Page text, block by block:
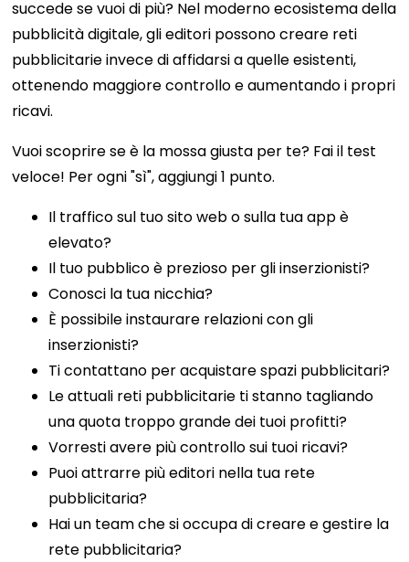
succede se vuoi di più? Nel moderno ecosistema della
pubblicità digitale, gli editori possono creare reti
pubblicitarie invece di affidarsi a quelle esistenti,
ottenendo maggiore controllo e aumentando i propri
ricavi.
Vuoi scoprire se è la mossa giusta per te? Fai il test
veloce! Per ogni "sì", aggiungi 1 punto.
Il traffico sul tuo sito web o sulla tua app è
elevato?
Il tuo pubblico è prezioso per gli inserzionisti?
Conosci la tua nicchia?
È possibile instaurare relazioni con gli
inserzionisti?
Ti contattano per acquistare spazi pubblicitari?
Le attuali reti pubblicitarie ti stanno tagliando
una quota troppo grande dei tuoi profitti?
Vorresti avere più controllo sui tuoi ricavi?
Puoi attrarre più editori nella tua rete
pubblicitaria?
Hai un team che si occupa di creare e gestire la
rete pubblicitaria?